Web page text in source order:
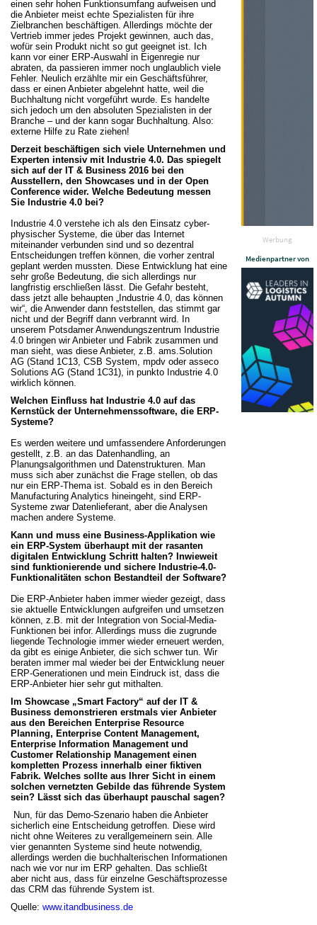
Werbung
Medienpartner von
einen sehr hohen Funktionsumfang aufweisen und
die Anbieter meist echte Spezialisten für ihre
Zielbranchen beschäftigen. Allerdings möchte der
Vertrieb immer jedes Projekt gewinnen, auch das,
wofür sein Produkt nicht so gut geeignet ist. Ich
kann vor einer ERP-Auswahl in Eigenregie nur
abraten, da passieren immer noch unglaublich viele
Fehler. Neulich erzählte mir ein Geschäftsführer,
dass er einen Anbieter abgelehnt hatte, weil die
Buchhaltung nicht vorgeführt wurde. Es handelte
sich jedoch um den absoluten Spezialisten in der
Branche – und der kann sogar Buchhaltung. Also:
externe Hilfe zu Rate ziehen!
Derzeit beschäftigen sich viele Unternehmen und
Experten intensiv mit Industrie 4.0. Das spiegelt
sich auf der IT & Business 2016 bei den
Ausstellern, den Showcases und in der Open
Conference wider. Welche Bedeutung messen
Sie Industrie 4.0 bei?
Industrie 4.0 verstehe ich als den Einsatz cyber-
physischer Systeme, die über das Internet
miteinander verbunden sind und so dezentral
Entscheidungen treffen können, die vorher zentral
geplant werden mussten. Diese Entwicklung hat eine
sehr große Bedeutung, die sich allerdings nur
langfristig erschließen lässt. Die Gefahr besteht,
dass jetzt alle behaupten „Industrie 4.0, das können
wir“, die Anwender dann feststellen, das stimmt gar
nicht und der Begriff dann verbrannt wird. In
unserem Potsdamer Anwendungszentrum Industrie
4.0 bringen wir Anbieter und Fabrik zusammen und
man sieht, was diese Anbieter, z.B. ams.Solution
AG (Stand 1C13, CSB System, mpdv oder asseco
Solutions AG (Stand 1C31), in punkto Industrie 4.0
wirklich können.
Welchen Einfluss hat Industrie 4.0 auf das
Kernstück der Unternehmenssoftware, die ERP-
Systeme?
Es werden weitere und umfassendere Anforderungen
gestellt, z.B. an das Datenhandling, an
Planungsalgorithmen und Datenstrukturen. Man
muss sich aber zunächst die Frage stellen, ob das
nur ein ERP-Thema ist. Sobald es in den Bereich
Manufacturing Analytics hineingeht, sind ERP-
Systeme zwar Datenlieferant, aber die Analysen
machen andere Systeme.
Kann und muss eine Business-Applikation wie
ein ERP-System überhaupt mit der rasanten
digitalen Entwicklung Schritt halten? Inwieweit
sind funktionierende und sichere Industrie-4.0-
Funktionalitäten schon Bestandteil der Software?
Die ERP-Anbieter haben immer wieder gezeigt, dass
sie aktuelle Entwicklungen aufgreifen und umsetzen
können, z.B. mit der Integration von Social-Media-
Funktionen bei infor. Allerdings muss die zugrunde
liegende Technologie immer wieder erneuert werden,
da gibt es einige Anbieter, die sich schwer tun. Wir
beraten immer mal wieder bei der Entwicklung neuer
ERP-Generationen und mein Eindruck ist, dass die
ERP-Anbieter hier sehr gut mithalten.
Im Showcase „Smart Factory“ auf der IT &
Business demonstrieren erstmals vier Anbieter
aus den Bereichen Enterprise Resource
Planning, Enterprise Content Management,
Enterprise Information Management und
Customer Relationship Management einen
kompletten Prozess innerhalb einer fiktiven
Fabrik. Welches sollte aus Ihrer Sicht in einem
solchen vernetzten Gebilde das führende System
sein? Lässt sich das überhaupt pauschal sagen?
Nun, für das Demo-Szenario haben die Anbieter
sicherlich eine Entscheidung getroffen. Diese wird
nicht ohne Weiteres zu verallgemeinern sein. Alle
vier genannten Systeme sind heute notwendig,
allerdings werden die buchhalterischen Informationen
nach wie vor nur im ERP gehalten. Das schließt
aber nicht aus, dass für einzelne Geschäftsprozesse
das CRM das führende System ist.
Quelle: www.itandbusiness.de